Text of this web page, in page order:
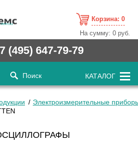
Корзина: 0
На сумму:0 руб.
(495) 647-79-79
Поиск КАТАЛОГ
Электроизмерительные